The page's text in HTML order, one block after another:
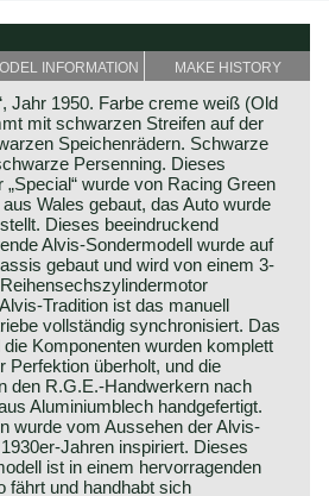
INFORMATION MAKE HISTORY
Jahr 1950. Farbe creme weiß (Old
mit schwarzen Streifen auf der
Speichenrädern. Schwarze
Persenning. Dieses
„Special“ wurde von Racing Green
Wales gebaut, das Auto wurde
Dieses beeindruckend
Alvis-Sondermodell wurde auf
gebaut und wird von einem 3-
Tradition ist das manuell
vollständig synchronisiert. Das
Komponenten wurden komplett
Perfektion überholt, und die
den R.G.E.-Handwerkern nach
Aluminiumblech handgefertigt.
wurde vom Aussehen der Alvis-
Jahren inspiriert. Dieses
ist in einem hervorragenden
fährt und handhabt sich